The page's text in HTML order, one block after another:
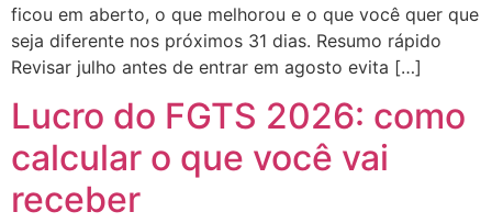
ficou em aberto, o que melhorou e o que você quer que
seja diferente nos próximos 31 dias. Resumo rápido
Revisar julho antes de entrar em agosto evita […]
Lucro do FGTS 2026: como
calcular o que você vai
receber